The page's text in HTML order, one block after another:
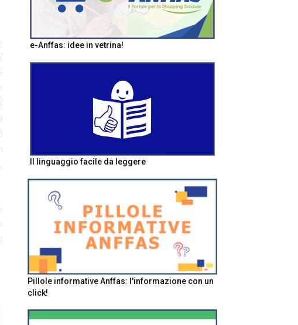
e-Anffas: idee in vetrina!
Il linguaggio facile da leggere
Pillole informative Anffas: l'informazione con un
click!